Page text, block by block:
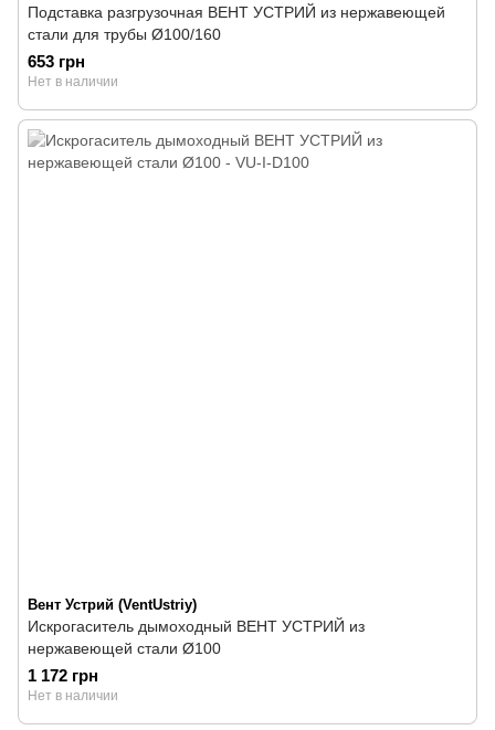
Подставка разгрузочная ВЕНТ УСТРИЙ из нержавеющей
стали для трубы Ø100/160
653 грн
Нет в наличии
Вент Устрий (VentUstriy)
Искрогаситель дымоходный ВЕНТ УСТРИЙ из
нержавеющей стали Ø100
1 172 грн
Нет в наличии